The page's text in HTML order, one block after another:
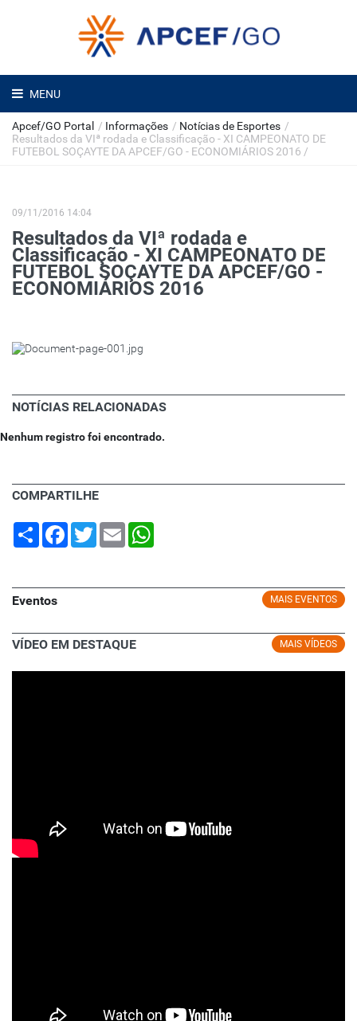
MENU
Apcef/GO Portal / Informações / Notícias de Esportes /
Resultados da VIª rodada e Classificação - XI CAMPEONATO DE
FUTEBOL SOÇAYTE DA APCEF/GO - ECONOMIÁRIOS 2016 /
09/11/2016 14:04
Resultados da VIª rodada e
Classificação - XI CAMPEONATO DE
FUTEBOL SOÇAYTE DA APCEF/GO -
ECONOMIÁRIOS 2016
NOTÍCIAS RELACIONADAS
Nenhum registro foi encontrado.
COMPARTILHE
Share Facebook
TwitterEmail
MAIS EVENTOS
Eventos
MAIS VÍDEOS
VÍDEO EM DESTAQUE